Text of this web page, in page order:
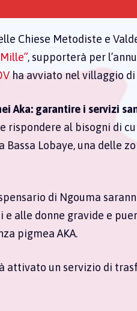
Chiese Metodiste e
, supporterà per
ha avviato nel villaggio di
Aka: garantire i servizi
rispondere al bisogni di
Lobaye, una delle
di Ngouma
alle donne gravide e
pigmea AKA.
attivato un servizio di